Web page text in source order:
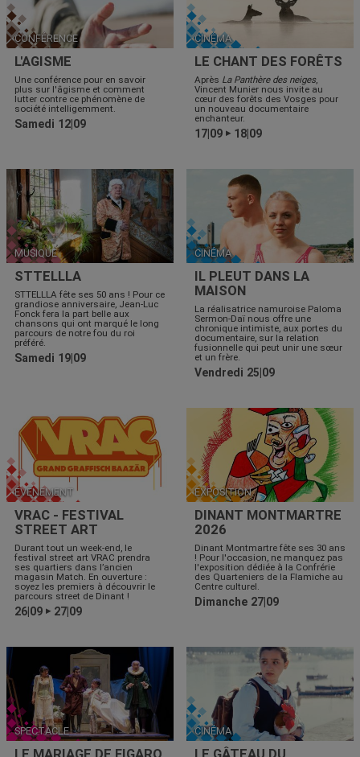
CONFÉRENCE
L'AGISME
Une conférence pour en savoir
plus sur l'âgisme et comment
lutter contre ce phénomène de
société intelligemment.
Samedi 12|09
CINÉMA
LE CHANT DES FORÊTS
Après La Panthère des neiges,
Vincent Munier nous invite au
cœur des forêts des Vosges pour
un nouveau documentaire
enchanteur.
17|09 ▶ 18|09
MUSIQUE
STTELLLA
STTELLLA fête ses 50 ans ! Pour ce
grandiose anniversaire, Jean-Luc
Fonck fera la part belle aux
chansons qui ont marqué le long
parcours de notre fou du roi
préféré.
Samedi 19|09
CINÉMA
IL PLEUT DANS LA
MAISON
La réalisatrice namuroise Paloma
Sermon-Daï nous offre une
chronique intimiste, aux portes du
documentaire, sur la relation
fusionnelle qui peut unir une sœur
et un frère.
Vendredi 25|09
ÉVÉNEMENT
VRAC - FESTIVAL
STREET ART
Durant tout un week-end, le
festival street art VRAC prendra
ses quartiers dans l’ancien
magasin Match. En ouverture :
soyez les premiers à découvrir le
parcours street de Dinant !
26|09 ▶ 27|09
EXPOSITION
DINANT MONTMARTRE
2026
Dinant Montmartre fête ses 30 ans
! Pour l'occasion, ne manquez pas
l'exposition dédiée à la Confrérie
des Quarteniers de la Flamiche au
Centre culturel.
Dimanche 27|09
SPECTACLE CINÉMA